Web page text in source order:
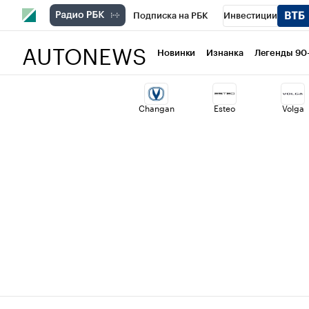
Подписка на РБК Инвестиции
Национальные проекты Город
Кредитные рейтинги Франшизы
AUTONEWS Новинки Изнанка Легенды
Changan Esteo Volga